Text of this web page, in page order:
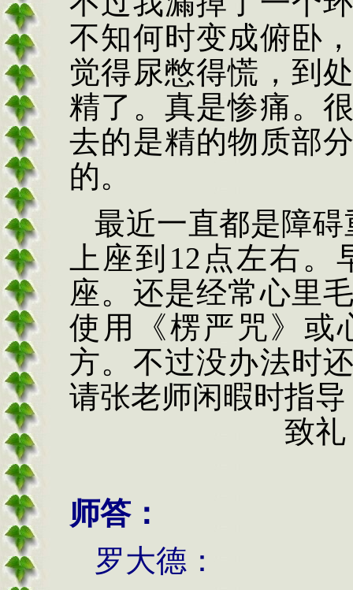
不知何时变成俯卧
觉得尿憋得慌，到
精了。真是惨痛。
去的是精的物质部
的。
最近一直都是障
上座到 12 点左右。
座。还是经常心里
使用《楞严咒》或
方。不过没办法时
请张老师闲暇时指导
致礼
师答：
罗大德：